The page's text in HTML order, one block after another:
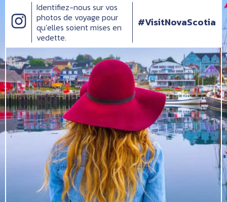
Identifiez-nous sur vos
photos de voyage pour
qu’elles soient mises en
vedette.
#VisitNovaScotia